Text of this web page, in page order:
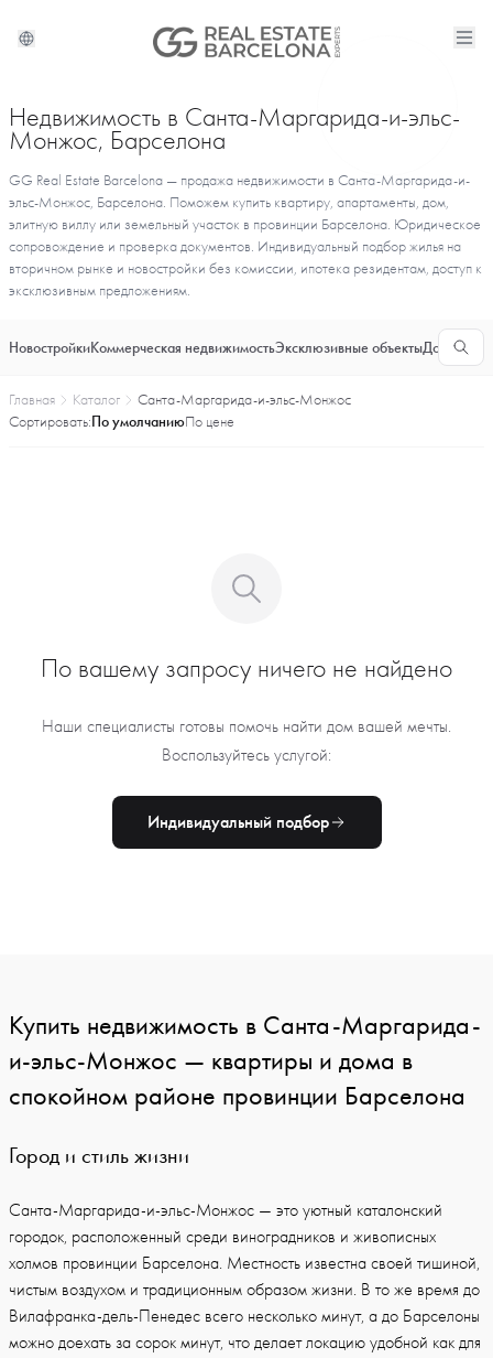
Недвижимость в Санта-Маргарида-и-эльс-
Монжос, Барселона
GG Real Estate Barcelona — продажа недвижимости в Санта-Маргарида-и-
эльс-Монжос, Барселона. Поможем купить квартиру, апартаменты, дом,
элитную виллу или земельный участок в провинции Барселона. Юридическое
сопровождение и проверка документов. Индивидуальный подбор жилья на
вторичном рынке и новостройки без комиссии, ипотека резидентам, доступ к
эксклюзивным предложениям.
НовостройкиКоммерческая недвижимостьЭксклюзивные объекты
Главная Каталог
Санта-Маргарида-и-эльс-Монжос
Сортировать:По умолчаниюПо цене
По вашему запросу ничего не найдено
Наши специалисты готовы помочь найти дом вашей мечты.
Воспользуйтесь услугой:
Индивидуальный подбор
Купить недвижимость в Санта-Маргарида-
и-эльс-Монжос — квартиры и дома в
спокойном районе провинции Барселона
Город и стиль жизни
Санта-Маргарида-и-эльс-Монжос — это уютный каталонский
городок, расположенный среди виноградников и живописных
холмов провинции Барселона. Местность известна своей тишиной,
чистым воздухом и традиционным образом жизни. В то же время до
Вилафранка-дель-Пенедес всего несколько минут, а до Барселоны
можно доехать за сорок минут, что делает локацию удобной как для